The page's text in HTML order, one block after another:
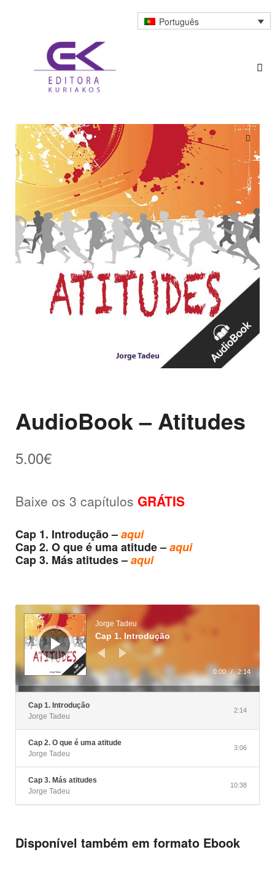
Português
AudioBook – Atitudes
5.00€
Baixe os 3 capítulos GRÁTIS
Cap 1. Introdução –aqui
Cap 2. O que é uma atitude –aqui
Cap 3. Más atitudes –aqui
Reprodutor
áudio
Jorge Tadeu
Cap 1. Introdução
0:00 / 2:14
Cap 1. Introdução
Jorge Tadeu
2:14
Cap 2. O que é uma atitude
Jorge Tadeu
3:06
Cap 3. Más atitudes
Jorge Tadeu
10:38
Disponível também em formato Ebook